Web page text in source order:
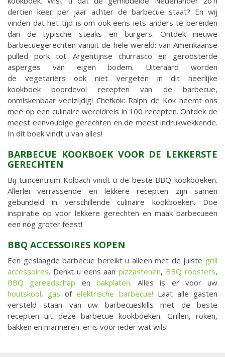
dertien keer per jaar achter de barbecue staat? En wij
vinden dat het tijd is om ook eens iets anders te bereiden
dan de typische steaks en burgers. Ontdek nieuwe
barbecuegerechten vanuit de hele wereld: van Amerikaanse
pulled pork tot Argentijnse churrasco en geroosterde
asperges van eigen bodem. Uiteraard worden
de vegetariërs ook niet vergeten in dit heerlijke
kookboek boordevol recepten van de barbecue,
onmiskenbaar veelzijdig! Chefkok: Ralph de Kok neemt ons
mee op een culinaire wereldreis in 100 recepten. Ontdek de
meest eenvoudige gerechten en de meest indrukwekkende.
In dit boek vindt u van alles!
BARBECUE KOOKBOEK VOOR DE LEKKERSTE
GERECHTEN
Bij tuincentrum Kolbach vindt u de beste BBQ kookboeken.
Allerlei verrassende en lekkere recepten zijn samen
gebundeld in verschillende culinaire kookboeken. Doe
inspiratie op voor lekkere gerechten en maak barbecueën
een nóg groter feest!
BBQ ACCESSOIRES KOPEN
Een geslaagde barbecue bereikt u alleen met de juiste grill
accessoires. Denkt u eens aanpizzastenen, BBQ roosters,
BBQ gereedschap en bakplaten. Alles is er voor uw
houtskool, gas ofelektrische barbecue! Laat alle gasten
versteld staan van uw barbecueskills met de beste
recepten uit deze barbecue kookboeken. Grillen, roken,
bakken en marineren: er is voor ieder wat wils!